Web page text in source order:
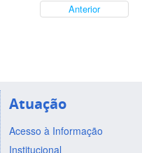
Anterior
Atuação
Acesso à Informação
Institucional